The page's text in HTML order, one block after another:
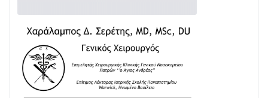
ΕΚΤΑΚΤΟ – ΝΑΥΠΑΚΤΙΑ: ΣΥΝΑΓΕΡΜΟΣ ΣΤΗΝ
ΠΥΡΟΣΒΕΣΤΙΚΗ ΓΙΑ ΦΩΤΙΑ ΣΤΟΝ ΑΓΙΟ ΗΛΙΑ ΠΡΙΝ ΤΗ
ΓΡΑΝΙΤΣΑ
24/07 • 11:03